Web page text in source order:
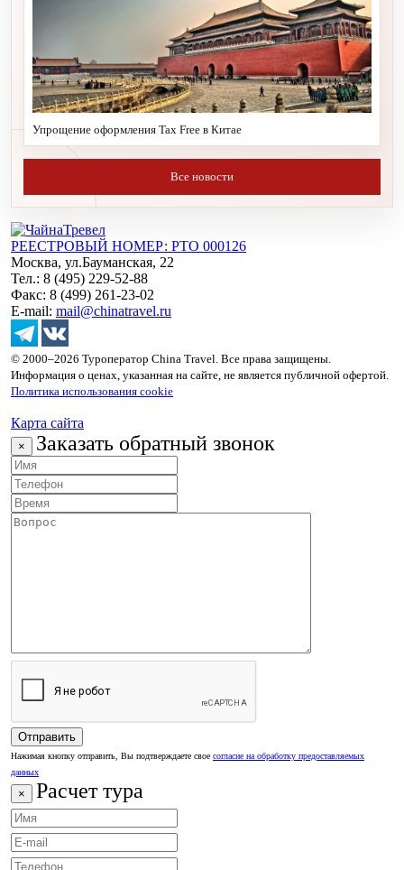
Упрощение оформления Tax Free в Китае
Все новости
РЕЕСТРОВЫЙ НОМЕР: РТО 000126
Москва, ул.Бауманская, 22
Тел.: 8 (495) 229-52-88
Факс: 8 (499) 261-23-02
E-mail: mail@chinatravel.ru
© 2000–2026 Туроператор China Travel. Все права защищены.
Информация о ценах, указанная на сайте, не является публичной офертой.
Политика использования cookie
Карта сайта
× Заказать обратный звонок
Нажимая кнопку отправить, Вы подтверждаете свое согласие на обработку предоставляемых
данных
× Расчет тура